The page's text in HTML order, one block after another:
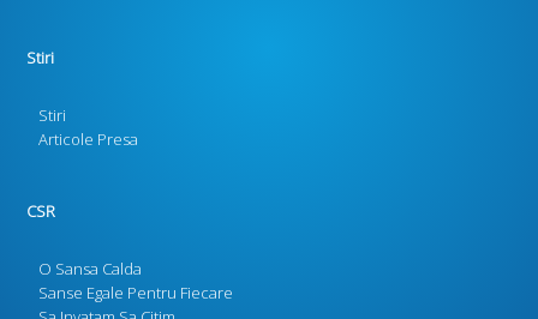
Stiri
Stiri
Articole Presa
CSR
O Sansa Calda
Sanse Egale Pentru Fiecare